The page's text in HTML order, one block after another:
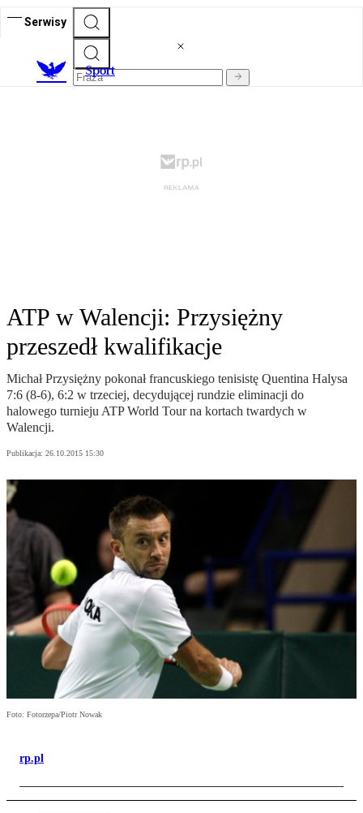
Serwisy
Sport
ATP w Walencji: Przysiężny
przeszedł kwalifikacje
Michał Przysiężny pokonał francuskiego tenisistę Quentina Halysa
7:6 (8-6), 6:2 w trzeciej, decydującej rundzie eliminacji do
halowego turnieju ATP World Tour na kortach twardych w
Walencji.
Publikacja: 26.10.2015 15:30
Foto: Fotorzepa/Piotr Nowak
rp.pl